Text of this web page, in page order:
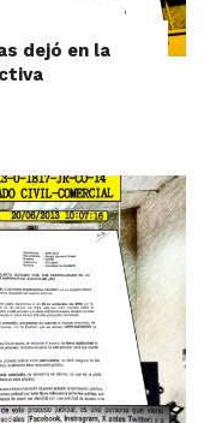
dejó en la